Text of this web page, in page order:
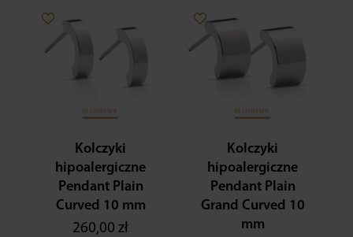
Kolczyki
hipoalergiczne
Pendant Plain
Curved 10 mm
260,00 zł
Kolczyki
hipoalergiczne
Pendant Plain
Grand Curved 10
mm